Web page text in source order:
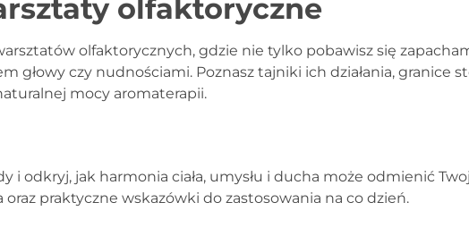
olfaktoryczne
olfaktorycznych, gdzie nie tylko pobawisz się
głowy czy nudnościami. Poznasz tajniki ich działania, granice
mocy aromaterapii.
odkryj, jak harmonia ciała, umysłu i ducha może odmienić
praktyczne wskazówki do zastosowania na co dzień.